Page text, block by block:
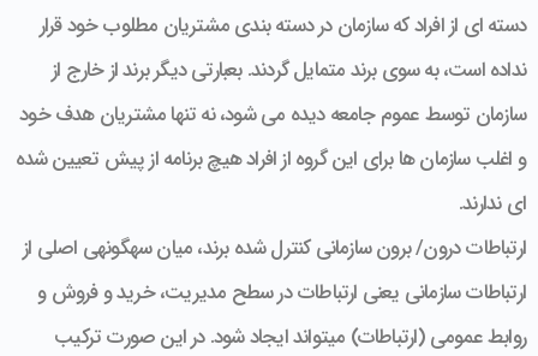
دسته ای از افراد که سازمان در دسته بندی مشتریان مطلوب خود قرار
نداده است، به سوی برند متمایل گردند. بعبارتی دیگر برند از خارج از
سازمان توسط عموم جامعه دیده می شود، نه تنها مشتریان هدف خود
و اغلب سازمان ها برای این گروه از افراد هیچ برنامه از پیش تعیین شده
ای ندارند.
ارتباطات درون/ برون سازمانی کنترل شده برند، میان سه­گونه­ی اصلی از
ارتباطات سازمانی یعنی ارتباطات در سطح مدیریت، خرید و فروش و
روابط عمومی (ارتباطات) می­تواند ایجاد شود. در این صورت ترکیب